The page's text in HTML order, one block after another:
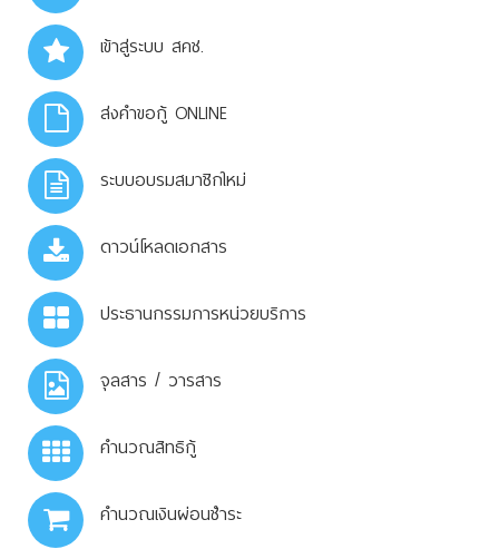
เข้าสู่ระบบ สคช.
ส่งคำขอกู้ ONLINE
ระบบอบรมสมาชิกใหม่
ดาวน์โหลดเอกสาร
ประธานกรรมการหน่วยบริการ
จุลสาร / วารสาร
คำนวณสิทธิกู้
คำนวณเงินผ่อนชำระ